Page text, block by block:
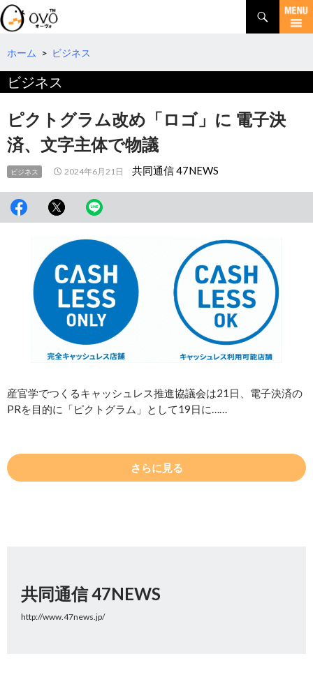
検
索
コ
テ
へ
ホーム > ビジネス
ビジネス
ピクトグラム改め「ロゴ」に 電子決
済、文字主体で物議
ビジネス 2024年6月21日 共同通信 47NEWS
産官学でつくるキャッシュレス推進協議会は21日、電子決済の
PRを目的に「ピクトグラム」として19日に……
さらに見る
共同通信 47NEWS
http://www.47news.jp/